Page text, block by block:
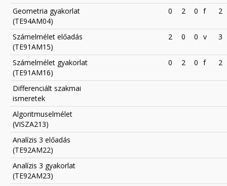
Geometria gyakorlat
(TE94AM04)
0 2 0 f 2
Számelmélet előadás
(TE91AM15)
2 0 0 v 3
Számelmélet gyakorlat
(TE91AM16)
0 2 0 f 2
Differenciált szakmai
ismeretek
Algoritmuselmélet
(VISZA213)
Analízis 3 előadás
(TE92AM22)
Analízis 3 gyakorlat
(TE92AM23)